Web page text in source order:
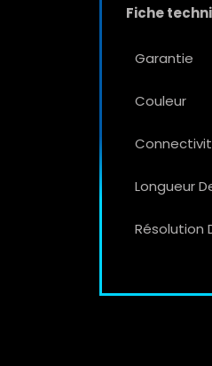
Fiche
Garantie
Couleur
Longueur
Résolution